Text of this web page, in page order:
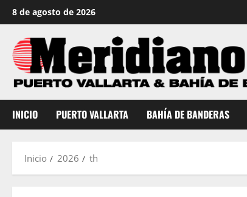
Saltar
al
contenido
8 de agosto de 2026
INICIO PUERTO VALLARTA BAHÍA DE BANDERAS
Inicio 2026 th